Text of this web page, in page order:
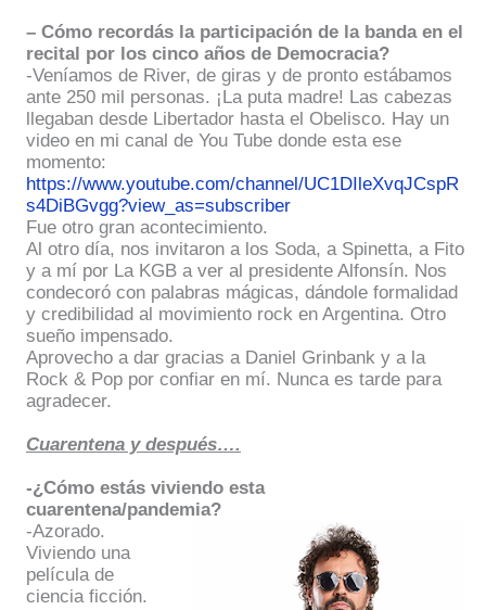
– Cómo recordás la participación de la banda en el
recital por los cinco años de Democracia?
-Veníamos de River, de giras y de pronto estábamos
ante 250 mil personas. ¡La puta madre! Las cabezas
llegaban desde Libertador hasta el Obelisco. Hay un
video en mi canal de You Tube donde esta ese
momento:
https://www.youtube.com/channel/UC1DIleXvqJCspR
s4DiBGvgg?view_as=subscriber
Fue otro gran acontecimiento.
Al otro día, nos invitaron a los Soda, a Spinetta, a Fito
y a mí por La KGB a ver al presidente Alfonsín. Nos
condecoró con palabras mágicas, dándole formalidad
y credibilidad al movimiento rock en Argentina. Otro
sueño impensado.
Aprovecho a dar gracias a Daniel Grinbank y a la
Rock & Pop por confiar en mí. Nunca es tarde para
agradecer.
Cuarentena y después….
-¿Cómo estás viviendo esta
cuarentena/pandemia?
-Azorado.
Viviendo una
película de
ciencia ficción.